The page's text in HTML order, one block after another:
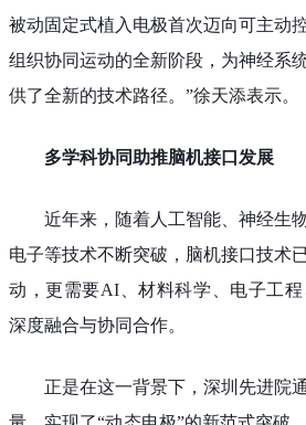
被动固定式植入电极首次迈向可主动
组织协同运动的全新阶段，为神经系
供了全新的技术路径。”徐天添表示。
多学科协同助推脑机接口发展
近年来，随着人工智能、神经生
电子等技术不断突破，脑机接口技术
动，更需要AI、材料科学、电子工
深度融合与协同合作。
正是在这一背景下，深圳先进院